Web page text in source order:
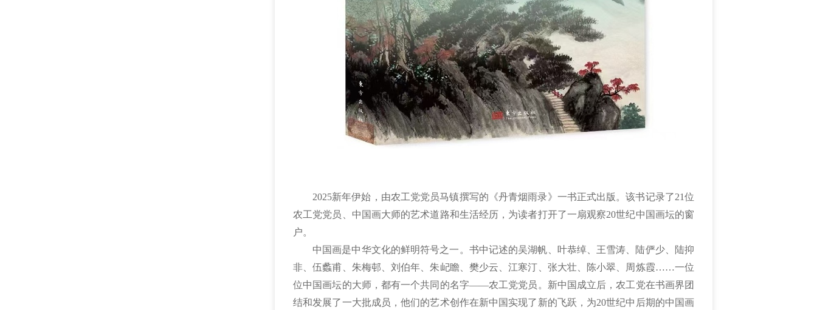
2025新年伊始 ， 由农工党党员马镇撰写的 《丹青烟雨录》一书正式出版。该书记录了21位
农工党党员、 中国画大师的艺术道路和生活经历，为读者打开了一扇观察20世纪中国画坛的窗
户。
中国画是中华文化的鲜明符号之一。 书中记述的吴湖帆、叶恭绰、王雪涛、陆俨少、陆抑
非、伍蠡甫、朱梅邨、刘伯年、朱屺瞻、樊少云、江寒汀、张大壮、陈小翠、周炼霞……一位
位中国画坛的大师， 都有一个共同的名字——农工党党员。新中国成立后，农工党在书画界团
结和发展了一大批成员，他们的艺术创作在新中国实现了新的飞跃，为20世纪中后期的中国画